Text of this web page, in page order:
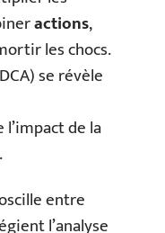
actions,
les chocs.
se révèle
de la
entre
l’analyse